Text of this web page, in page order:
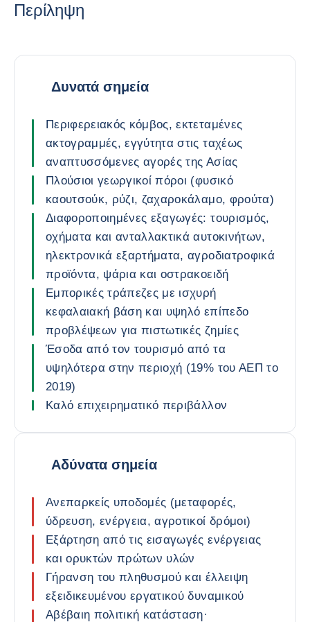
Περίληψη
Δυνατά σημεία
Περιφερειακός κόμβος, εκτεταμένες
ακτογραμμές, εγγύτητα στις ταχέως
αναπτυσσόμενες αγορές της Ασίας
Πλούσιοι γεωργικοί πόροι (φυσικό
καουτσούκ, ρύζι, ζαχαροκάλαμο, φρούτα)
Διαφοροποιημένες εξαγωγές: τουρισμός,
οχήματα και ανταλλακτικά αυτοκινήτων,
ηλεκτρονικά εξαρτήματα, αγροδιατροφικά
προϊόντα, ψάρια και οστρακοειδή
Εμπορικές τράπεζες με ισχυρή
κεφαλαιακή βάση και υψηλό επίπεδο
προβλέψεων για πιστωτικές ζημίες
Έσοδα από τον τουρισμό από τα
υψηλότερα στην περιοχή (19% του ΑΕΠ το
2019)
Καλό επιχειρηματικό περιβάλλον
Αδύνατα σημεία
Ανεπαρκείς υποδομές (μεταφορές,
ύδρευση, ενέργεια, αγροτικοί δρόμοι)
Εξάρτηση από τις εισαγωγές ενέργειας
και ορυκτών πρώτων υλών
Γήρανση του πληθυσμού και έλλειψη
εξειδικευμένου εργατικού δυναμικού
Αβέβαιη πολιτική κατάσταση·